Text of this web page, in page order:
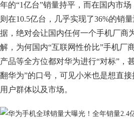
年的“1亿台”销量持平，而在国内市
则在10.5亿台，几乎实现了36%的销
据，绝对会让国内任何一个手机厂商
解，为何国内“互联网性价比”手机厂
产品等全方位都对华为进行“对标”，
翻华为”的口号，可见小米也是想直
用户群体以及市场。